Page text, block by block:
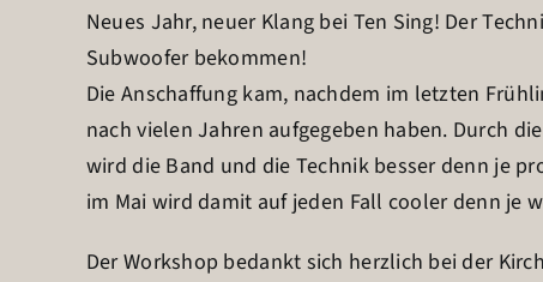
Neues Jahr, neuer Klang bei Ten Sing! Der
Subwoofer bekommen!
Die Anschaffung kam, nachdem im letzten
nach vielen Jahren aufgegeben haben. Durch
wird die Band und die Technik besser denn je
im Mai wird damit auf jeden Fall cooler denn je
Der Workshop bedankt sich herzlich bei der